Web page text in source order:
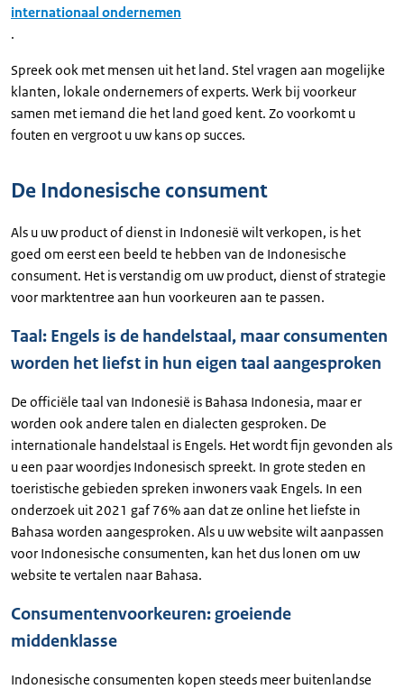
internationaal ondernemen
.
Spreek ook met mensen uit het land. Stel vragen aan mogelijke
klanten, lokale ondernemers of experts. Werk bij voorkeur
samen met iemand die het land goed kent. Zo voorkomt u
fouten en vergroot u uw kans op succes.
De Indonesische consument
Als u uw product of dienst in Indonesië wilt verkopen, is het
goed om eerst een beeld te hebben van de Indonesische
consument. Het is verstandig om uw product, dienst of strategie
voor marktentree aan hun voorkeuren aan te passen.
Taal: Engels is de handelstaal, maar consumenten
worden het liefst in hun eigen taal aangesproken
De officiële taal van Indonesië is Bahasa Indonesia, maar er
worden ook andere talen en dialecten gesproken. De
internationale handelstaal is Engels. Het wordt fijn gevonden als
u een paar woordjes Indonesisch spreekt. In grote steden en
toeristische gebieden spreken inwoners vaak Engels. In een
onderzoek uit 2021 gaf 76% aan dat ze online het liefste in
Bahasa worden aangesproken. Als u uw website wilt aanpassen
voor Indonesische consumenten, kan het dus lonen om uw
website te vertalen naar Bahasa.
Consumentenvoorkeuren: groeiende
middenklasse
Indonesische consumenten kopen steeds meer buitenlandse